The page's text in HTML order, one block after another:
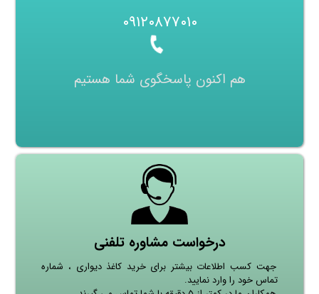
۰۹۱۲۰۸۷۷۰۱۰
هم اکنون پاسخگوی شما هستیم
درخواست مشاوره تلفنی
جهت کسب اطلاعات بیشتر برای خرید کاغذ دیواری ، شماره
تماس خود را وارد نمایید.